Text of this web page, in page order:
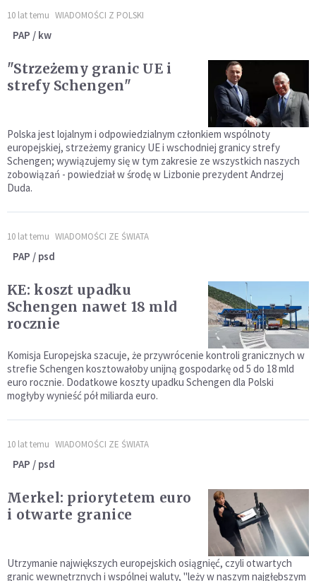
10 lat temu WIADOMOŚCI Z POLSKI
PAP / kw
"Strzeżemy granic UE i
strefy Schengen"
Polska jest lojalnym i odpowiedzialnym członkiem wspólnoty
europejskiej, strzeżemy granicy UE i wschodniej granicy strefy
Schengen; wywiązujemy się w tym zakresie ze wszystkich naszych
zobowiązań - powiedział w środę w Lizbonie prezydent Andrzej
Duda.
10 lat temu WIADOMOŚCI ZE ŚWIATA
PAP / psd
KE: koszt upadku
Schengen nawet 18 mld
rocznie
Komisja Europejska szacuje, że przywrócenie kontroli granicznych w
strefie Schengen kosztowałoby unijną gospodarkę od 5 do 18 mld
euro rocznie. Dodatkowe koszty upadku Schengen dla Polski
mogłyby wynieść pół miliarda euro.
10 lat temu WIADOMOŚCI ZE ŚWIATA
PAP / psd
Merkel: priorytetem euro
i otwarte granice
Utrzymanie największych europejskich osiągnięć, czyli otwartych
granic wewnętrznych i wspólnej waluty, "leży w naszym najgłębszym